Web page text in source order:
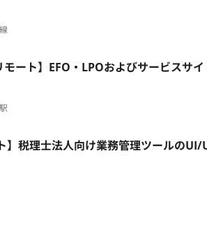
ート】EFO・LPOおよびサービスサ
】税理士法人向け業務管理ツールのUI/